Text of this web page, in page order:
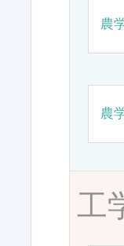
農
農
工